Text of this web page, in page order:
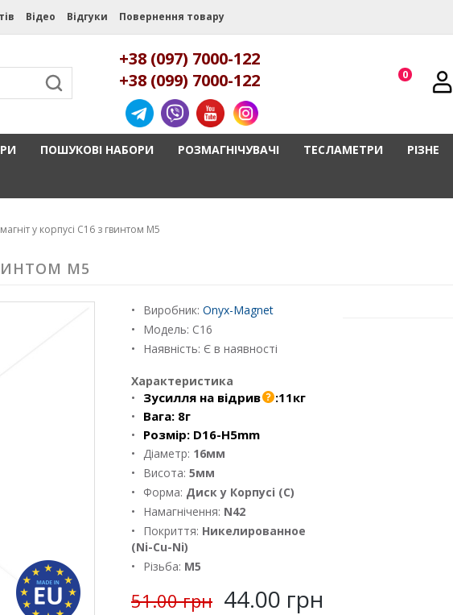
Відео Відгуки Повернення товару
+38 (097) 7000-122
+38 (099) 7000-122
0
ПОШУКОВІ НАБОРИ РОЗМАГНІЧУВАЧІ ТЕСЛАМЕТРИ РІЗНЕ
у корпусі C16 з гвинтом М5
М5
Виробник: Onyx-Magnet
Модель: С16
Наявність: Є в наявності
Характеристика
Зусилля на відрив :11кг
Вага: 8г
Розмір: D16-H5mm
Діаметр: 16мм
Висота: 5мм
Форма: Диск у Корпусі (C)
Намагнічення: N42
Покриття: Никелированное
(Ni-Cu-Ni)
Різьба: М5
51.00 грн 44.00 грн